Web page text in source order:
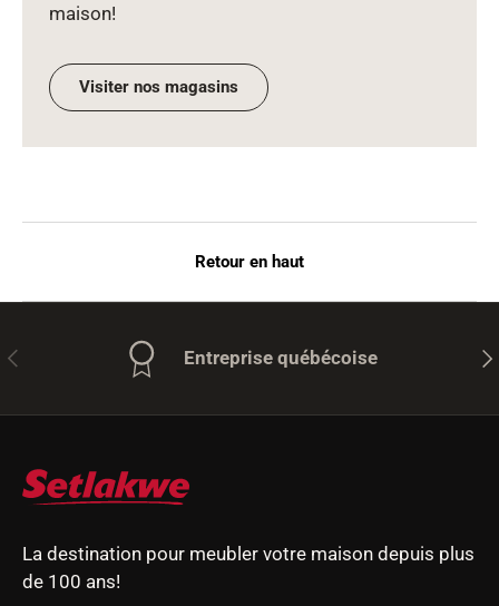
maison!
Visiter nos magasins
Retour en haut
Précédent Entreprise québécoise
La destination pour meubler votre maison depuis plus
de 100 ans!